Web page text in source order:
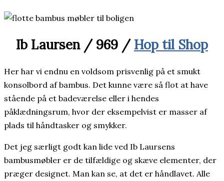
Ib Laursen / 969 / Hop til Shop
Her har vi endnu en voldsom prisvenlig på et smukt
konsolbord af bambus. Det kunne være så flot at have
stående på et badeværelse eller i hendes
påklædningsrum, hvor der eksempelvist er masser af
plads til håndtasker og smykker.
Det jeg særligt godt kan lide ved Ib Laursens
bambusmøbler er de tilfældige og skæve elementer, der
præger designet. Man kan se, at det er håndlavet. Alle